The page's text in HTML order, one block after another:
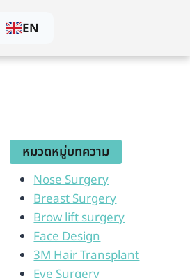
EN
หมวดหมู่บทความ
Nose Surgery
Breast Surgery
Brow lift surgery
Face Design
3M Hair Transplant